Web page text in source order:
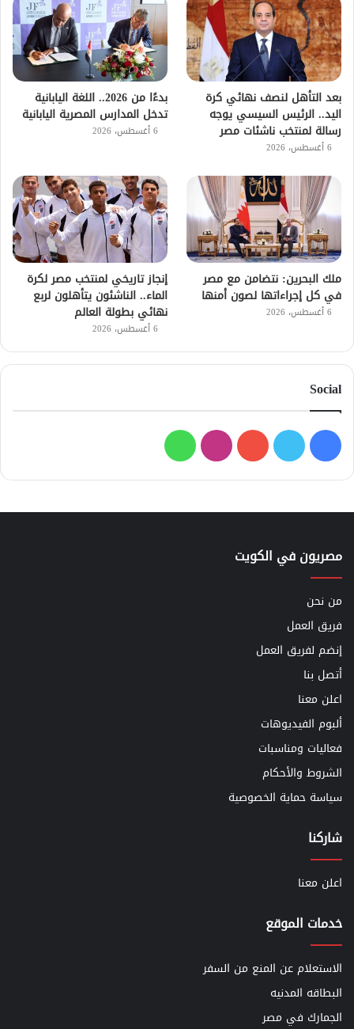
بعد التأهل لنصف نهائي كرة
اليد.. الرئيس السيسي يوجه
رسالة لمنتخب ناشئات مصر
6 أغسطس، 2026
بدءًا من 2026.. اللغة اليابانية
تدخل المدارس المصرية اليابانية
6 أغسطس، 2026
ملك البحرين: نتضامن مع مصر
في كل إجراءاتها لصون أمنها
6 أغسطس، 2026
إنجاز تاريخي لمنتخب مصر لكرة
الماء.. الناشئون يتأهلون لربع
نهائي بطولة العالم
6 أغسطس، 2026
Social
فيسبوك
تويتر يوتيوبانستقرامواتساب
مصريون في الكويت
من نحن
فريق العمل
إنضم لفريق العمل
أتصل بنا
اعلن معنا
ألبوم الفيديوهات
فعاليات ومناسبات
الشروط والأحكام
سياسة حماية الخصوصية
شاركنا
اعلن معنا
خدمات الموقع
الاستعلام عن المنع من السفر
البطاقه المدنيه
الجمارك في مصر